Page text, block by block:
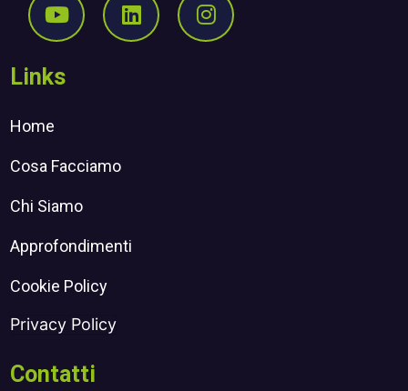
Seguici su Youtube
Seguici su Linkedin
Seguici su
Links
Home
Cosa Facciamo
Chi Siamo
Approfondimenti
Cookie Policy
Privacy Policy
Contatti